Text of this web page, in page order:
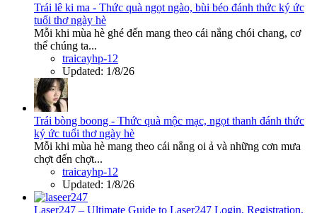
Trái lê ki ma - Thức quà ngọt ngào, bùi béo đánh thức ký ức
tuổi thơ ngày hè
Mỗi khi mùa hè ghé đến mang theo cái nắng chói chang, cơ
thể chúng ta...
traicayhp-12
Updated: 1/8/26
Trái bòng boong - Thức quà mộc mạc, ngọt thanh đánh thức
ký ức tuổi thơ ngày hè
Mỗi khi mùa hè mang theo cái nắng oi ả và những cơn mưa
chợt đến chợt...
traicayhp-12
Updated: 1/8/26
Laser247 – Ultimate Guide to Laser247 Login, Registration,